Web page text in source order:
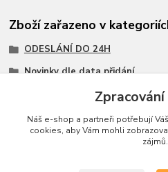
Zboží zařazeno v
ODESLÁNÍ DO 24H
Novinky dle data přidání
Všechny modely
Modely 1:64
měřítko - ostatní
Náš e-shop a partneři potřebují Váš
cookies, aby Vám mohli
zájmů.